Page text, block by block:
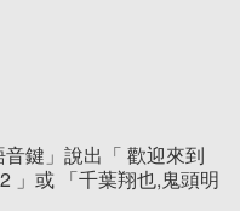
鍵」說出「 歡迎來到
」或 「千葉翔也,鬼頭明